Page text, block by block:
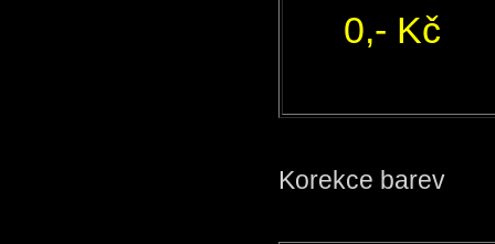
0,- Kč
Korekce barev